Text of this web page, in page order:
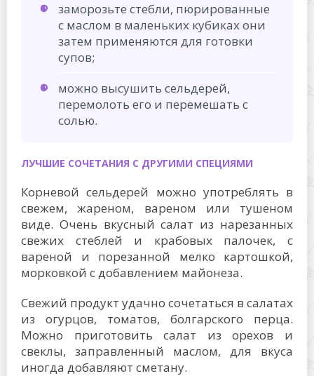
заморозьте стебли, пюрированные
с маслом в маленьких кубиках они
затем применяются для готовки
супов;
можно высушить сельдерей,
перемолоть его и перемешать с
солью.
ЛУЧШИЕ СОЧЕТАНИЯ С ДРУГИМИ СПЕЦИЯМИ
Корневой сельдерей можно употреблять в
свежем, жареном, вареном или тушеном
виде. Очень вкусный салат из нарезанных
свежих стеблей и крабовых палочек, с
вареной и порезанной мелко картошкой,
морковкой с добавлением майонеза.
Свежий продукт удачно сочетаться в салатах
из огурцов, томатов, болгарского перца.
Можно приготовить салат из орехов и
свеклы, заправленный маслом, для вкуса
иногда добавляют сметану.